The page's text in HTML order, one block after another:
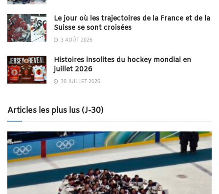
Le jour où les trajectoires de la France et de la
Suisse se sont croisées
3 AOÛT 2026
Histoires insolites du hockey mondial en
juillet 2026
30 JUILLET 2026
Articles les plus lus (J-30)